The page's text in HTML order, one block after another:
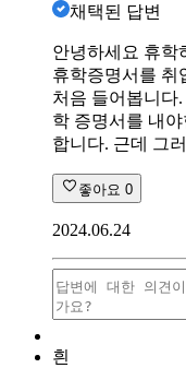
채택된 답변
안녕하세요 휴학
휴학증명서를 취
처음 들어봅니다
학 증명서를 내
합니다. 근데 그
좋아요 0
2024.06.24
흰